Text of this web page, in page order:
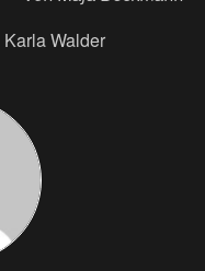
Karla Walder